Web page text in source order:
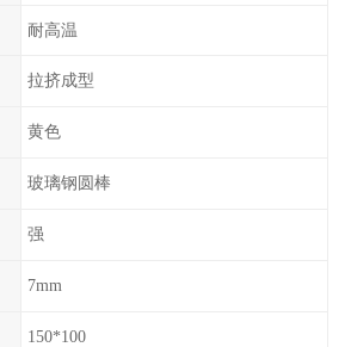
耐高温
拉挤成型
黄色
玻璃钢圆棒
强
7mm
150*100